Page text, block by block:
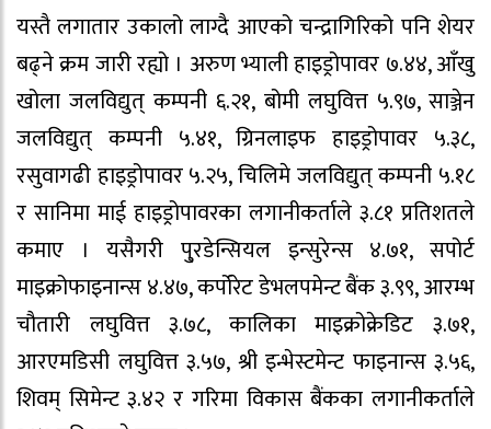
यस्तै लगातार उकालो लाग्दै आएको चन्द्रागिरिको पनि शेयर
बढ्ने क्रम जारी रह्यो । अरुण भ्याली हाइड्रोपावर ७.४४, आँखु
खोला जलविद्युत् कम्पनी ६.२१, बोमी लघुवित्त ५.९७, साञ्जेन
जलविद्युत् कम्पनी ५.४१, ग्रिनलाइफ हाइड्रोपावर ५.३८,
रसुवागढी हाइड्रोपावर ५.२५, चिलिमे जलविद्युत् कम्पनी ५.१८
र सानिमा माई हाइड्रोपावरका लगानीकर्ताले ३.८१ प्रतिशतले
कमाए । यसैगरी पु्रडेन्सियल इन्सुरेन्स ४.७१, सपोर्ट
माइक्रोफाइनान्स ४.४७, कर्पोरेट डेभलपमेन्ट बैंक ३.९९, आरम्भ
चौतारी लघुवित्त ३.७८, कालिका माइक्रोक्रेडिट ३.७१,
आरएमडिसी लघुवित्त ३.५७, श्री इन्भेस्टमेन्ट फाइनान्स ३.५६,
शिवम् सिमेन्ट ३.४२ र गरिमा विकास बैंकका लगानीकर्ताले